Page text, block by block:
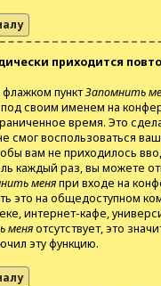
приходится
пунктЗапомнить
своим именем на
время. Это
смог воспользоваться
вам не приходилось
каждый раз, вы можете
меняпри входе на
это на общедоступном
интернет-кафе,
меняотсутствует, это
эту функцию.